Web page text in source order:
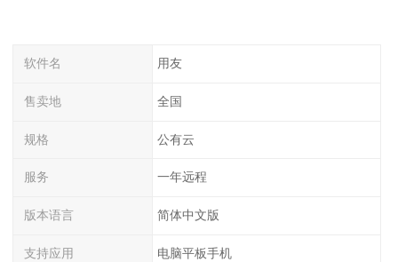
软件名 用友
售卖地 全国
规格 公有云
服务 一年远程
版本语言 简体中文版
支持应用 电脑平板手机